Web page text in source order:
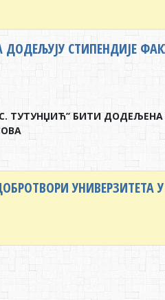
СТИПЕНДИЈЕ
ТУТУНЏИЋ’’ БИТИ
УНИВЕРЗИТЕТА